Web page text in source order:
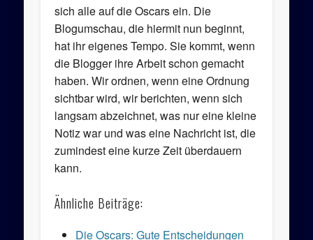
sich alle auf die Oscars ein. Die
Blogumschau, die hiermit nun beginnt,
hat ihr eigenes Tempo. Sie kommt, wenn
die Blogger ihre Arbeit schon gemacht
haben. Wir ordnen, wenn eine Ordnung
sichtbar wird, wir berichten, wenn sich
langsam abzeichnet, was nur eine kleine
Notiz war und was eine Nachricht ist, die
zumindest eine kurze Zeit überdauern
kann.
Ähnliche Beiträge:
Die Oscars: Gute Entscheidungen